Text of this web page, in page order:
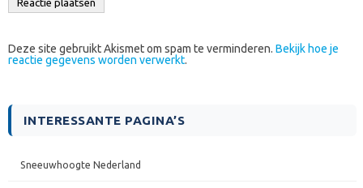
Deze site gebruikt Akismet om spam te verminderen. Bekijk hoe je
reactie gegevens worden verwerkt.
INTERESSANTE PAGINA’S
Sneeuwhoogte Nederland